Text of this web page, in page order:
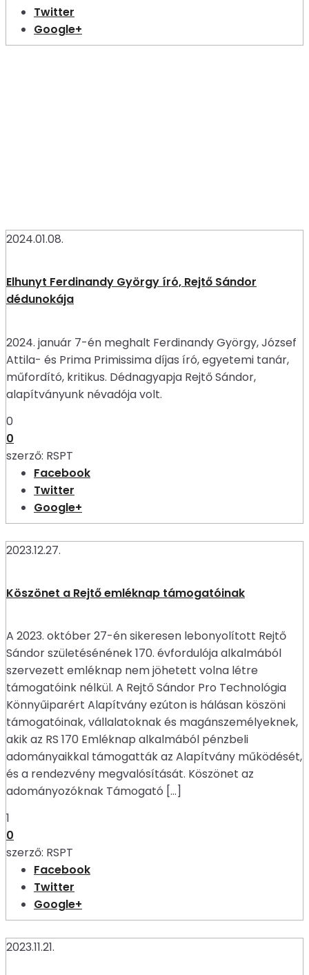
Twitter
Google+
2024.01.08.
Elhunyt Ferdinandy György író, Rejtő Sándor
dédunokája
2024. január 7-én meghalt Ferdinandy György, József
Attila- és Prima Primissima díjas író, egyetemi tanár,
műfordító, kritikus. Dédnagyapja Rejtő Sándor,
alapítványunk névadója volt.
0
0
szerző: RSPT
Facebook
Twitter
Google+
2023.12.27.
Köszönet a Rejtő emléknap támogatóinak
A 2023. október 27-én sikeresen lebonyolított Rejtő
Sándor születésénének 170. évfordulója alkalmából
szervezett emléknap nem jöhetett volna létre
támogatóink nélkül. A Rejtő Sándor Pro Technológia
Könnyűiparért Alapítvány ezúton is hálásan köszöni
támogatóinak, vállalatoknak és magánszemélyeknek,
akik az RS 170 Emléknap alkalmából pénzbeli
adományaikkal támogatták az Alapítvány működését,
és a rendezvény megvalósítását. Köszönet az
adományozóknak Támogató […]
1
0
szerző: RSPT
Facebook
Twitter
Google+
2023.11.21.